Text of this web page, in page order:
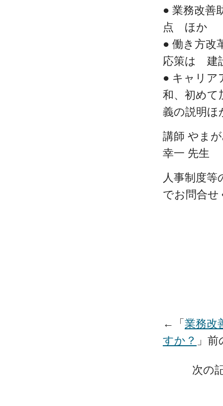
● 業務改善
点 ほか
● 働き方改
応策は 建
● キャリア
和、初めて
義の説明ほ
講師 やま
幸一 先生
人事制度等
でお問合せ
←「 業務改
すか？ 」
次の